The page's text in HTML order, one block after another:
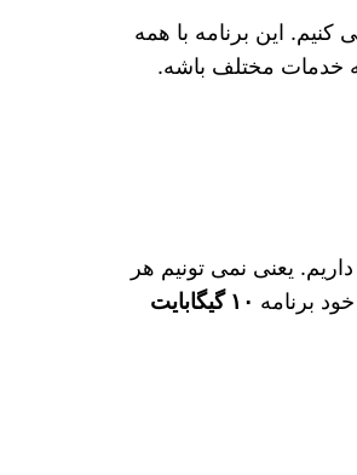
این برنامه با همه
خدمات مختلف باشه.
یعنی نمی‌ تونیم هر
برنامه ۱۰ گیگابایت